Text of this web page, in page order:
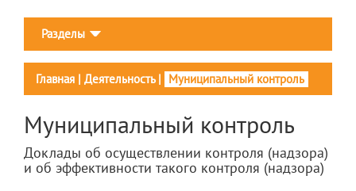
Разделы
Главная | Деятельность| Муниципальный контроль
Муниципальный контроль
Доклады об осуществлении контроля (надзора)
и об эффективности такого контроля (надзора)